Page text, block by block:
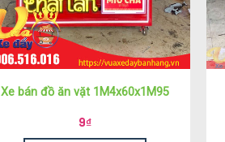
Xe bán đồ ăn vặt 1M4x60x1M95
9₫